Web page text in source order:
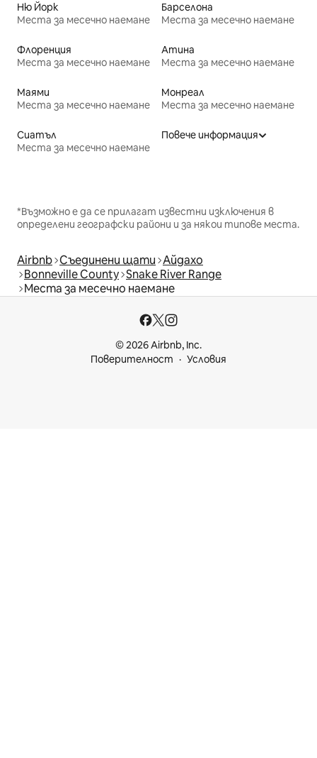
Ню Йорк
Места за месечно наемане
Барселона
Места за месечно наемане
Флоренция
Места за месечно наемане
Атина
Места за месечно наемане
Маями
Места за месечно наемане
Монреал
Места за месечно наемане
Сиатъл
Места за месечно наемане
Повече информация
*Възможно е да се прилагат известни изключения в
определени географски райони и за някои типове места.
Airbnb Съединени щати Айдахо
Bonneville County Snake River Range
Места за месечно наемане
© 2026 Airbnb, Inc.
Поверителност
Условия